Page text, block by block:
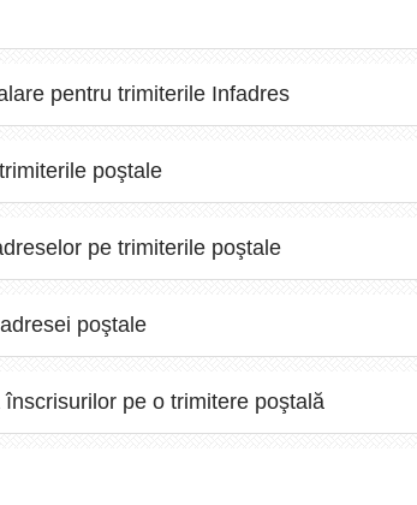
pentru trimiterile Infadres
poştale
pe trimiterile poştale
poştale
pe o trimitere poştală